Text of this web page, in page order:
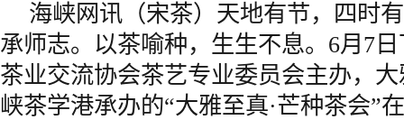
海峡网 讯（宋茶）天地有节，四时
承师志。以茶喻种，生生不息。6月7
茶业交流协会茶艺专业委员会主办，
峡茶学港承办的“大雅至真·芒种茶会”在